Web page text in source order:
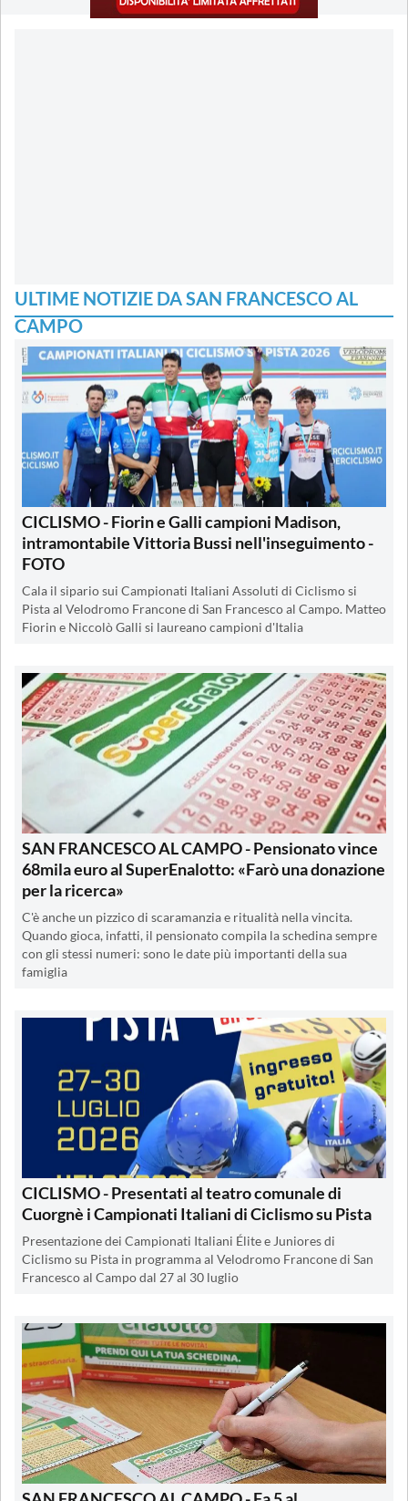
ULTIME NOTIZIE DA SAN FRANCESCO AL
CAMPO
CICLISMO - Fiorin e Galli campioni Madison,
intramontabile Vittoria Bussi nell'inseguimento -
FOTO
Cala il sipario sui Campionati Italiani Assoluti di Ciclismo si
Pista al Velodromo Francone di San Francesco al Campo. Matteo
Fiorin e Niccolò Galli si laureano campioni d'Italia
SAN FRANCESCO AL CAMPO - Pensionato vince
68mila euro al SuperEnalotto: «Farò una donazione
per la ricerca»
C'è anche un pizzico di scaramanzia e ritualità nella vincita.
Quando gioca, infatti, il pensionato compila la schedina sempre
con gli stessi numeri: sono le date più importanti della sua
famiglia
CICLISMO - Presentati al teatro comunale di
Cuorgnè i Campionati Italiani di Ciclismo su Pista
Presentazione dei Campionati Italiani Élite e Juniores di
Ciclismo su Pista in programma al Velodromo Francone di San
Francesco al Campo dal 27 al 30 luglio